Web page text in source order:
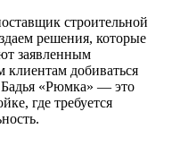
строительной
решения, которые
заявленным
добиваться
Бадья «Рюмка» — это
где требуется